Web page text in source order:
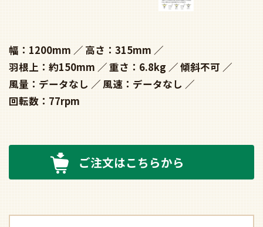
幅：1200mm
高さ：315mm
羽根上：約150mm
重さ：6.8kg
傾斜不可
風量：データなし
風速：データなし
回転数：77rpm
ご注文はこちらから